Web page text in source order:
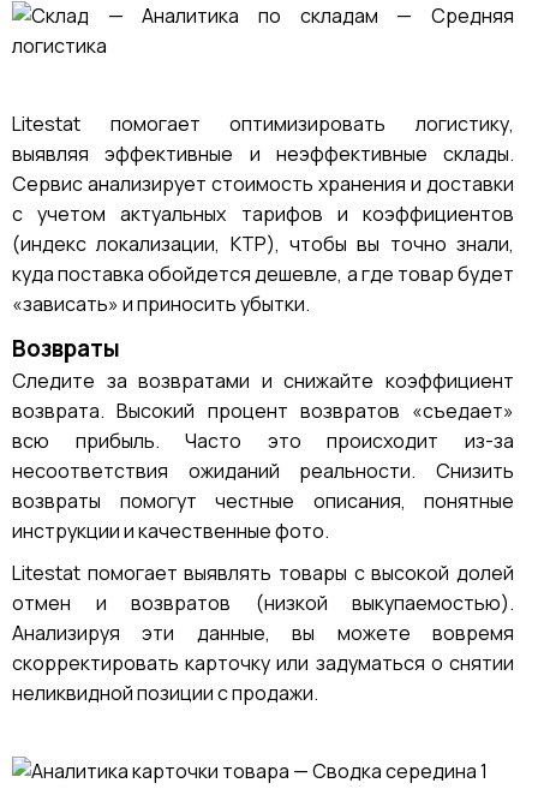
Litestat помогает оптимизировать логистику,
выявляя эффективные и неэффективные склады.
Сервис анализирует стоимость хранения и доставки
с учетом актуальных тарифов и коэффициентов
(индекс локализации, КТР), чтобы вы точно знали,
куда поставка обойдется дешевле, а где товар будет
«зависать» и приносить убытки.
Возвраты
Следите за возвратами и снижайте коэффициент
возврата. Высокий процент возвратов «съедает»
всю прибыль. Часто это происходит из-за
несоответствия ожиданий реальности. Снизить
возвраты помогут честные описания, понятные
инструкции и качественные фото.
Litestat помогает выявлять товары с высокой долей
отмен и возвратов (низкой выкупаемостью).
Анализируя эти данные, вы можете вовремя
скорректировать карточку или задуматься о снятии
неликвидной позиции с продажи.